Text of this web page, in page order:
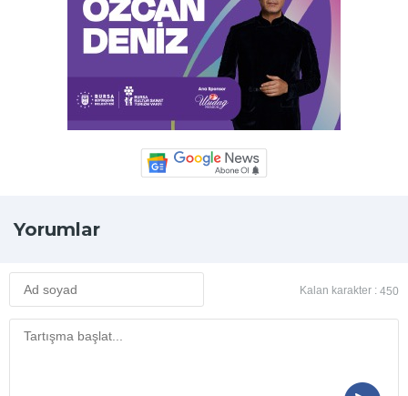
Yorumlar
Kalan karakter : 450